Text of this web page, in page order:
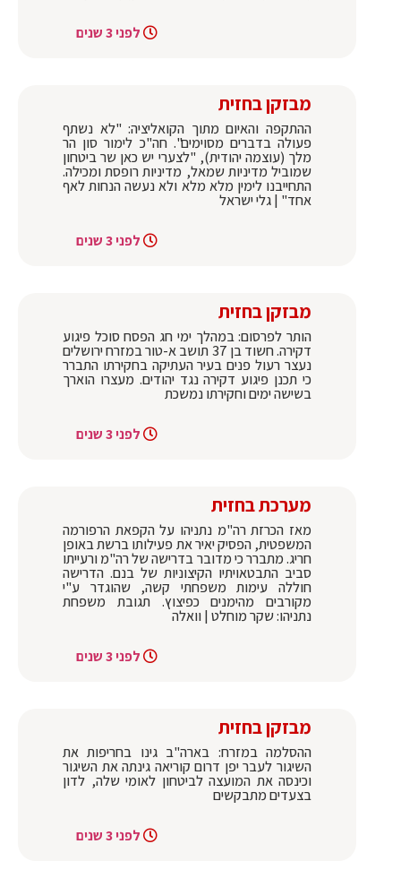
לפני 3 שנים
מבזקן בחזית
ההתקפה והאיום מתוך הקואליציה: "לא נשתף
פעולה בדברים מסוימים". חה"כ לימור סון הר
מלך (עוצמה יהודית), "לצערי יש כאן שר ביטחון
שמוביל מדיניות שמאל, מדיניות רופסת ומכילה.
התחייבנו לימין מלא מלא ולא נעשה הנחות לאף
אחד" | גלי ישראל
לפני 3 שנים
מבזקן בחזית
הותר לפרסום: במהלך ימי חג הפסח סוכל פיגוע
דקירה. חשוד בן 37 תושב א-טור במזרח ירושלים
נעצר רעול פנים בעיר העתיקה בחקירתו התברר
כי תכנן פיגוע דקירה נגד יהודים. מעצרו הוארך
בשישה ימים וחקירתו נמשכת
לפני 3 שנים
מערכת בחזית
מאז הכרזת רה"מ נתניהו על הקפאת הרפורמה
המשפטית, הפסיק יאיר את פעילותו ברשת באופן
חריג. מתברר כי מדובר בדרישה של רה"מ ורעייתו
סביב התבטאויתיו הקיצוניות של בנם. הדרישה
חוללה עימות משפחתי קשה, שהוגדר ע"י
מקורבים מהימנים כפיצוץ. תגובת משפחת
נתניהו: שקר מוחלט | וואלה
לפני 3 שנים
מבזקן בחזית
ההסלמה במזרח: בארה"ב גינו בחריפות את
השיגור לעבר יפן דרום קוריאה גינתה את השיגור
וכינסה את המועצה לביטחון לאומי שלה, לדון
בצעדים מתבקשים
לפני 3 שנים